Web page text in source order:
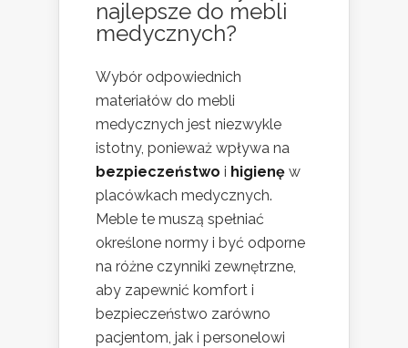
najlepsze do mebli
medycznych?
Wybór odpowiednich
materiałów do mebli
medycznych jest niezwykle
istotny, ponieważ wpływa na
bezpieczeństwo i higienę w
placówkach medycznych.
Meble te muszą spełniać
określone normy i być odporne
na różne czynniki zewnętrzne,
aby zapewnić komfort i
bezpieczeństwo zarówno
pacjentom, jak i personelowi